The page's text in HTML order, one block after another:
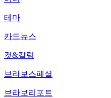
테마
카드뉴스
컷&칼럼
브라보스페셜
브라보리포트